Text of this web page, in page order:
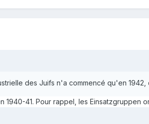
des Juifs n'a commencé qu'en
41. Pour rappel, les Einsatzgruppen